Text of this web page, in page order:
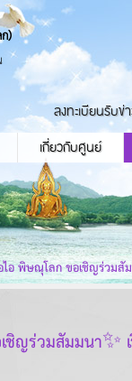
)
ลงทะเบียนรับข่
เกี่ยวกับศูนย์
อ พิษณุโลก ขอเชิญร่วมสัม
ญร่วมสัมมนา✨ เ